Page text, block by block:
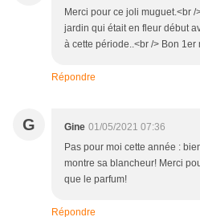
Merci pour ce joli muguet.<br
jardin qui était en fleur début
à cette période..<br /> Bon
Répondre
G Gine 01/05/2021 07:36
Pas pour moi cette année :
montre sa blancheur! Merci
que le parfum!
Répondre